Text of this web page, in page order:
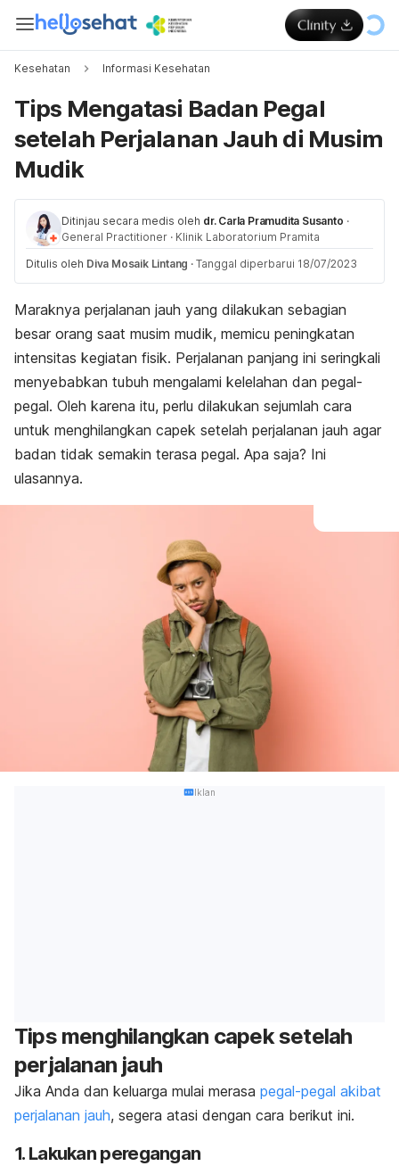
Kesehatan Informasi Kesehatan
Tips Mengatasi Badan Pegal
setelah Perjalanan Jauh di Musim
Mudik
Ditinjau secara medis oleh dr. Carla Pramudita Susanto ·
General Practitioner · Klinik Laboratorium Pramita
Ditulis oleh Diva Mosaik Lintang · Tanggal diperbarui 18/07/2023
Maraknya perjalanan jauh yang dilakukan sebagian
besar orang saat musim mudik, memicu peningkatan
intensitas kegiatan fisik. Perjalanan panjang ini seringkali
menyebabkan tubuh mengalami kelelahan dan pegal-
pegal. Oleh karena itu, perlu dilakukan sejumlah cara
untuk menghilangkan capek setelah perjalanan jauh agar
badan tidak semakin terasa pegal. Apa saja? Ini
ulasannya.
Iklan
Tips menghilangkan capek setelah
perjalanan jauh
Jika Anda dan keluarga mulai merasa pegal-pegal akibat
perjalanan jauh, segera atasi dengan cara berikut ini.
1. Lakukan peregangan